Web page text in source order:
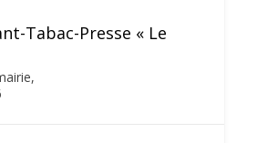
Tabac-Presse « Le